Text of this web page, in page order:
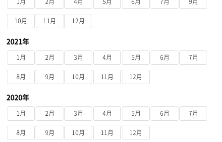
1月 2月 4月 5月 6月 7月 9月
10月 11月 12月
2021年
1月 2月 3月 4月 5月 6月 7月
8月 9月 10月 11月 12月
2020年
1月 2月 3月 4月 5月 6月 7月
8月 9月 10月 11月 12月